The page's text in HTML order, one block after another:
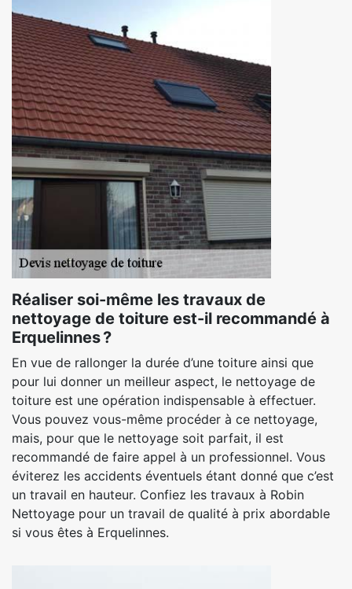
Réaliser soi-même les travaux de
nettoyage de toiture est-il recommandé à
Erquelinnes ?
En vue de rallonger la durée d’une toiture ainsi que
pour lui donner un meilleur aspect, le nettoyage de
toiture est une opération indispensable à effectuer.
Vous pouvez vous-même procéder à ce nettoyage,
mais, pour que le nettoyage soit parfait, il est
recommandé de faire appel à un professionnel. Vous
éviterez les accidents éventuels étant donné que c’est
un travail en hauteur. Confiez les travaux à Robin
Nettoyage pour un travail de qualité à prix abordable
si vous êtes à Erquelinnes.